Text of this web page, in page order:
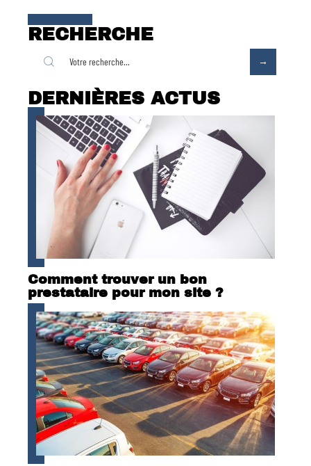
RECHERCHE
DERNIÈRES ACTUS
Comment trouver un bon
prestataire pour mon site ?